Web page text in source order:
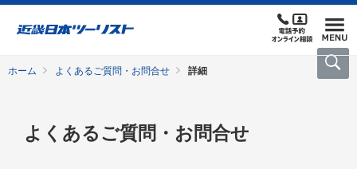
ホーム よくあるご質問・お問合せ 詳細
よくあるご質問・お問合せ